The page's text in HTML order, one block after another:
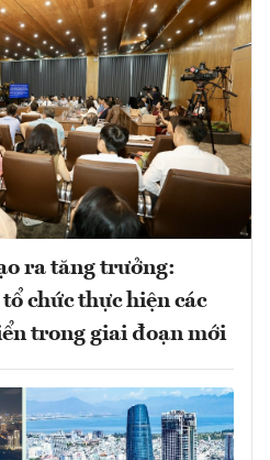
ra tăng trưởng:
chức thực hiện các
trong giai đoạn mới